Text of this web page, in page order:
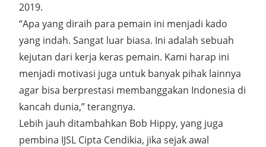
2019.
“Apa yang diraih para pemain ini menjadi kado
yang indah. Sangat luar biasa. Ini adalah sebuah
kejutan dari kerja keras pemain. Kami harap ini
menjadi motivasi juga untuk banyak pihak lainnya
agar bisa berprestasi membanggakan Indonesia di
kancah dunia,” terangnya.
Lebih jauh ditambahkan Bob Hippy, yang juga
pembina IJSL Cipta Cendikia, jika sejak awal